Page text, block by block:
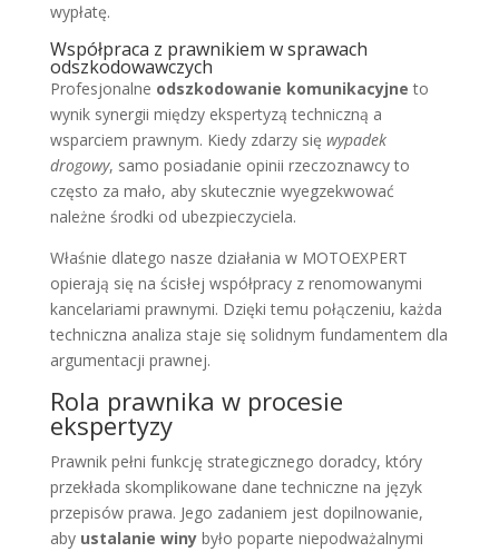
wypłatę.
Współpraca z prawnikiem w sprawach
odszkodowawczych
Profesjonalne odszkodowanie komunikacyjne to
wynik synergii między ekspertyzą techniczną a
wsparciem prawnym. Kiedy zdarzy się wypadek
drogowy, samo posiadanie opinii rzeczoznawcy to
często za mało, aby skutecznie wyegzekwować
należne środki od ubezpieczyciela.
Właśnie dlatego nasze działania w MOTOEXPERT
opierają się na ścisłej współpracy z renomowanymi
kancelariami prawnymi. Dzięki temu połączeniu, każda
techniczna analiza staje się solidnym fundamentem dla
argumentacji prawnej.
Rola prawnika w procesie
ekspertyzy
Prawnik pełni funkcję strategicznego doradcy, który
przekłada skomplikowane dane techniczne na język
przepisów prawa. Jego zadaniem jest dopilnowanie,
aby ustalanie winybyło poparte niepodważalnymi